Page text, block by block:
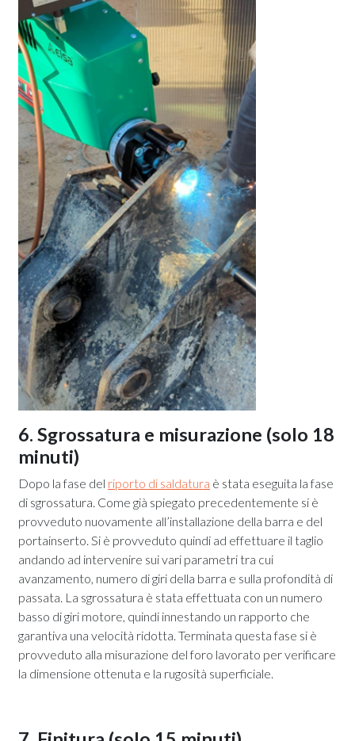
6. Sgrossatura e misurazione (solo 18
minuti)
Dopo la fase del riporto di saldatura è stata eseguita la fase
di sgrossatura. Come già spiegato precedentemente si è
provveduto nuovamente all’installazione della barra e del
portainserto. Si è provveduto quindi ad effettuare il taglio
andando ad intervenire sui vari parametri tra cui
avanzamento, numero di giri della barra e sulla profondità di
passata. La sgrossatura è stata effettuata con un numero
basso di giri motore, quindi innestando un rapporto che
garantiva una velocità ridotta. Terminata questa fase si è
provveduto alla misurazione del foro lavorato per verificare
la dimensione ottenuta e la rugosità superficiale.